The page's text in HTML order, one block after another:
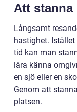
Att stanna
Långsamt
hastighet.
tid kan man
lära känna
en sjö eller en
Genom att
platsen.